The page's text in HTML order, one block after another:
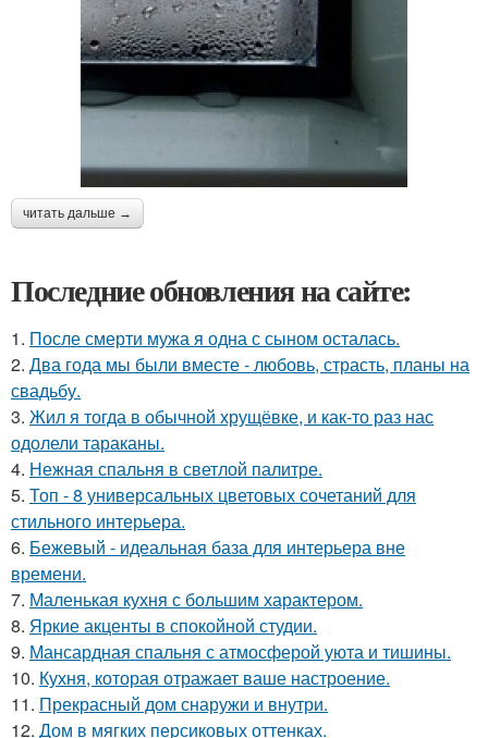
читать дальше →
Последние обновления на сайте:
1. После смерти мужа я одна с сыном осталась.
2. Два года мы были вместе - любовь, страсть, планы на
свадьбу.
3. Жил я тогда в обычной хрущёвке, и как-то раз нас
одолели тараканы.
4. Нежная спальня в светлой палитре.
5. Топ - 8 универсальных цветовых сочетаний для
стильного интерьера.
6. Бежевый - идеальная база для интерьера вне
времени.
7. Маленькая кухня с большим характером.
8. Яркие акценты в спокойной студии.
9. Мансардная спальня с атмосферой уюта и тишины.
10. Кухня, которая отражает ваше настроение.
11. Прекрасный дом снаружи и внутри.
12. Дом в мягких персиковых оттенках.